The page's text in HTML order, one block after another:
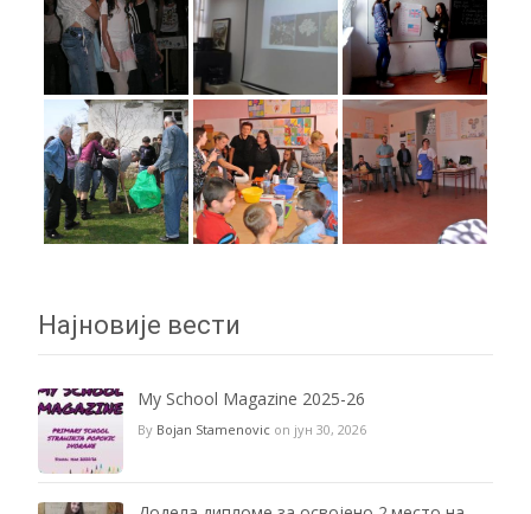
Најновије вести
My School Magazine 2025-26
By Bojan Stamenovic on јун 30, 2026